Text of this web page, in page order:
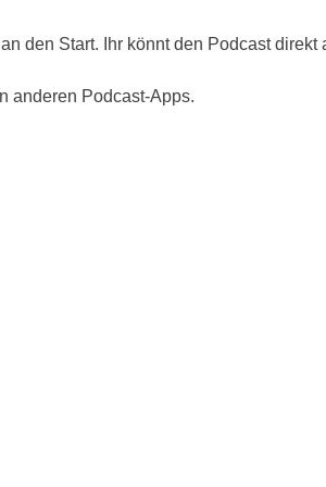
den Start. Ihr könnt den Podcast direkt
anderen Podcast-Apps.